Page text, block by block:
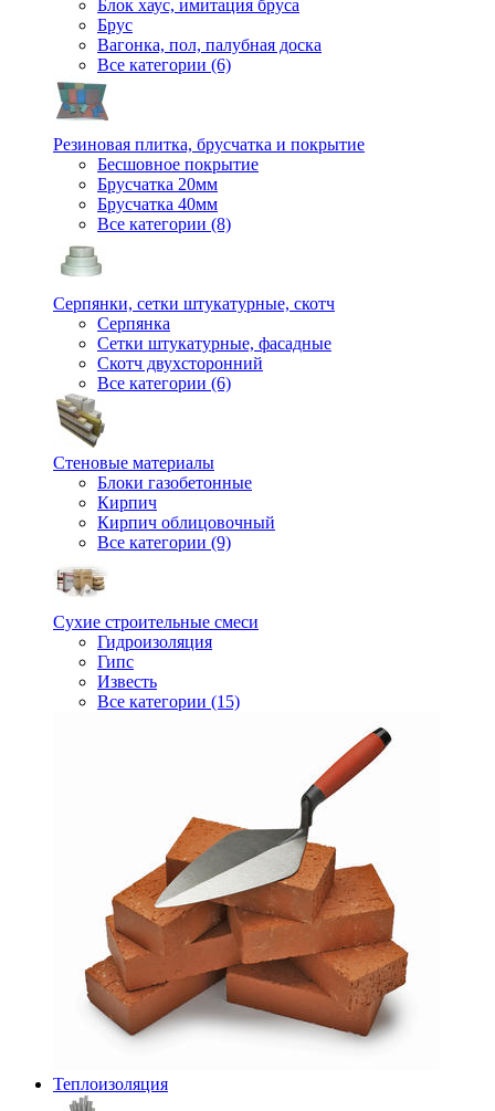
Блок хаус, имитация бруса
Брус
Вагонка, пол, палубная доска
Все категории (6)
Резиновая плитка, брусчатка и покрытие
Бесшовное покрытие
Брусчатка 20мм
Брусчатка 40мм
Все категории (8)
Серпянки, сетки штукатурные, скотч
Серпянка
Сетки штукатурные, фасадные
Скотч двухсторонний
Все категории (6)
Стеновые материалы
Блоки газобетонные
Кирпич
Кирпич облицовочный
Все категории (9)
Сухие строительные смеси
Гидроизоляция
Гипс
Известь
Все категории (15)
Теплоизоляция